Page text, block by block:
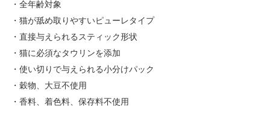
全年齢対象
猫が舐め取りやすいピューレタイプ
直接与えられるスティック形状
猫に必須なタウリンを添加
使い切りで与えられる小分けパック
穀物、大豆不使用
香料、着色料、保存料不使用